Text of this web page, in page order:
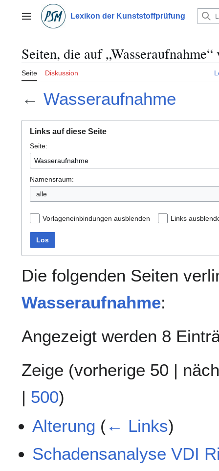
springenHauptmenü Lexikon der Kunststoffprüfung
Seiten, die auf
Seite Diskussion
← Wasseraufnahme
Links auf diese Seite
Seite:
Namensraum:
alle
Vorlageneinbindungen ausblenden Links
Los
Die folgenden Seiten
Wasseraufnahme:
Angezeigt werden 8
Zeige (vorherige 50 |
| 500)
Alterung (← Links)
Schadensanalyse VDI